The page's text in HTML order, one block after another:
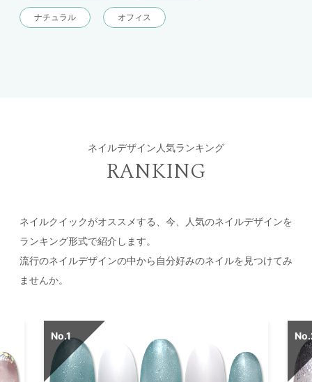
ナチュラル オフィス
ネイルデザイン人気ランキング
RANKING
ネイルクイックがオススメする、今、人気のネイルデザインを
ランキング形式で紹介します。
流行のネイルデザインの中から自分好みのネイルを見つけてみ
ませんか。